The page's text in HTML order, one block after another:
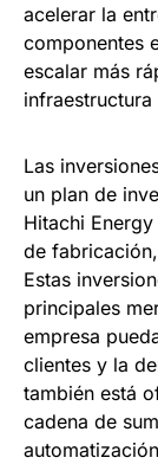
acelerar la
componentes
escalar más
infraestructura
Las
un plan de
Hitachi
de
Estas
principales
empresa
clientes y la
también está
cadena de